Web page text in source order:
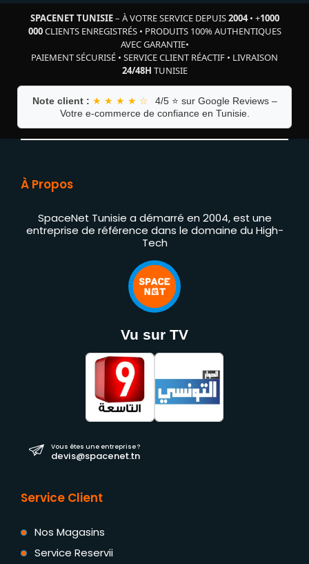
SPACENET TUNISIE– À VOTRE SERVICE DEPUIS2004• +1000
000CLIENTS ENREGISTRÉS• PRODUITS 100% AUTHENTIQUES
AVEC GARANTIE•
PAIEMENT SÉCURISÉ • SERVICE CLIENT RÉACTIF • LIVRAISON
24/48H TUNISIE
Note client : ★ ★ ★ ★ ☆
4/5 ⭐ sur Google Reviews –
Votre e-commerce de confiance en Tunisie.
À Propos
SpaceNet Tunisie a démarré en 2004, est une
entreprise de référence dans le domaine du High-
Tech
Vu sur TV
Vous êtes une entreprise ?
devis@spacenet.tn
Service Client
Nos Magasins
Service Reservii